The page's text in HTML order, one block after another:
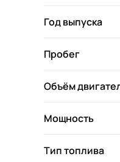
Год выпуска
Пробег
Объём
Мощность
Тип топлива